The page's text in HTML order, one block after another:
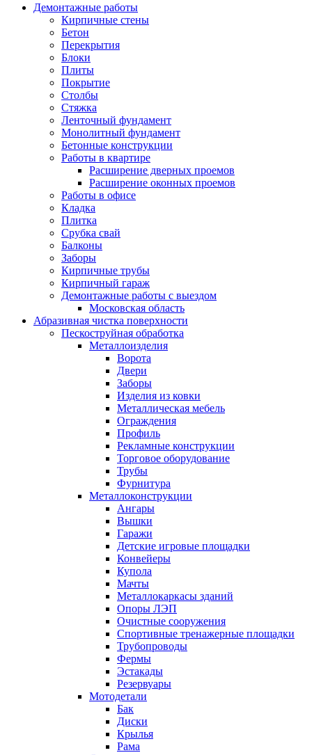
Демонтажные работы
Кирпичные стены
Бетон
Перекрытия
Блоки
Плиты
Покрытие
Столбы
Стяжка
Ленточный фундамент
Монолитный фундамент
Бетонные конструкции
Работы в квартире
Расширение дверных проемов
Расширение оконных проемов
Работы в офисе
Кладка
Плитка
Срубка свай
Балконы
Заборы
Кирпичные трубы
Кирпичный гараж
Демонтажные работы с выездом
Московская область
Абразивная чистка поверхности
Пескоструйная обработка
Металлоизделия
Ворота
Двери
Заборы
Изделия из ковки
Металлическая мебель
Ограждения
Профиль
Рекламные конструкции
Торговое оборудование
Трубы
Фурнитура
Металлоконструкции
Ангары
Вышки
Гаражи
Детские игровые площадки
Конвейеры
Купола
Мачты
Металлокаркасы зданий
Опоры ЛЭП
Очистные сооружения
Спортивные тренажерные площадки
Трубопроводы
Фермы
Эстакады
Резервуары
Мотодетали
Бак
Диски
Крылья
Рама